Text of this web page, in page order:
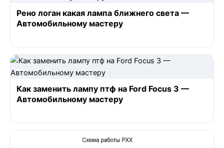
Рено логан какая лампа ближнего света —
Автомобильному мастеру
Как заменить лампу птф на Ford Focus 3 —
Автомобильному мастеру